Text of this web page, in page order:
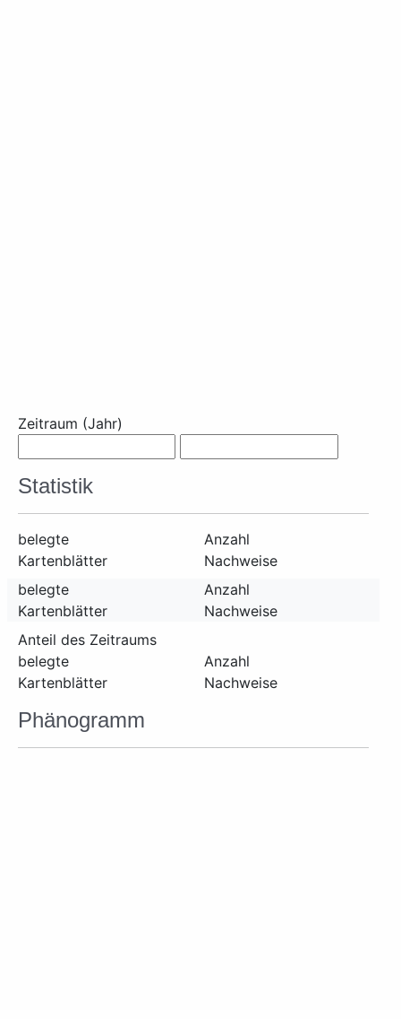
Zeitraum (Jahr)
Statistik
belegte
Kartenblätter
Anzahl
Nachweise
belegte
Kartenblätter
Anzahl
Nachweise
Anteil des Zeitraums
belegte
Kartenblätter
Anzahl
Nachweise
Phänogramm